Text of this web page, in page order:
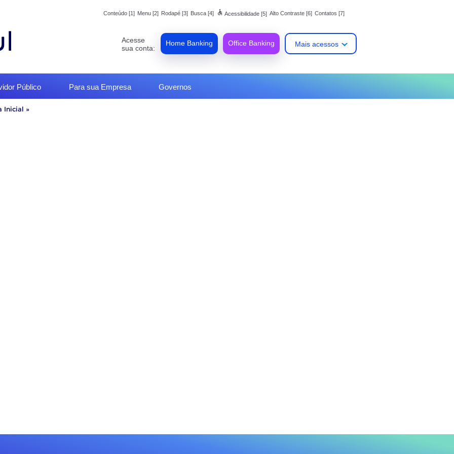
Conteúdo [1] Menu [2] Rodapé [3] Busca [4] accessible Acessibilidade [5] Alto Contraste [6] Contatos [7]
Acesse
sua conta:
Home Banking Office Banking Mais acessos
Público Para sua Empresa Governos
Inicial »